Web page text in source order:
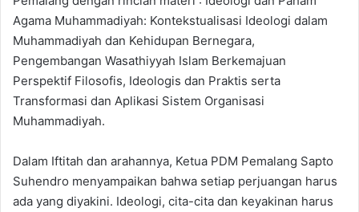
Agama Muhammadiyah: Kontekstualisasi Ideologi dalam
Muhammadiyah dan Kehidupan Bernegara,
Pengembangan Wasathiyyah Islam Berkemajuan
Perspektif Filosofis, Ideologis dan Praktis serta
Transformasi dan Aplikasi Sistem Organisasi
Muhammadiyah.
Dalam Iftitah dan arahannya, Ketua PDM Pemalang Sapto
Suhendro menyampaikan bahwa setiap perjuangan harus
ada yang diyakini. Ideologi, cita-cita dan keyakinan harus